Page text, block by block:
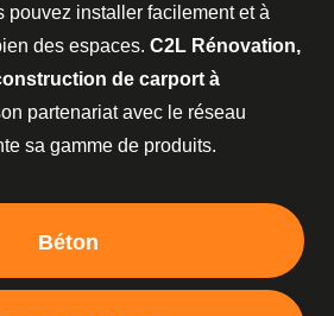
pouvez installer facilement et à
des espaces. C2L Rénovation,
de carport à
partenariat avec le réseau
sa gamme de produits.
Béton